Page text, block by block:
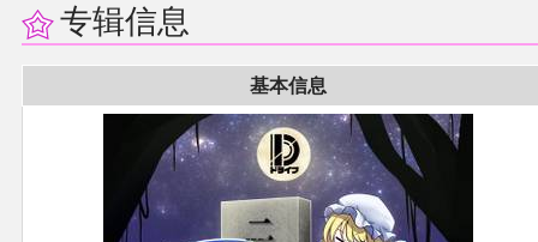
专辑信息
基本信息
讨论板